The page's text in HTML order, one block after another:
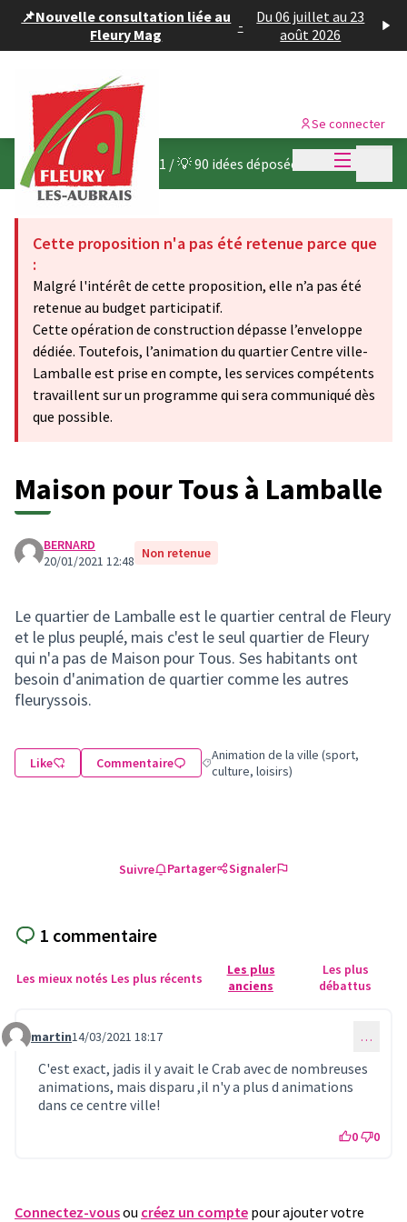
📌Nouvelle consultation liée au
Fleury Mag
-
Du 06 juillet au 23
août 2026
Menu
Se connecter
Budget participatif 2021 /💡 90 idées déposées
Cette proposition n'a pas été retenue parce que
:
Malgré l'intérêt de cette proposition, elle n’a pas été
retenue au budget participatif.
Cette opération de construction dépasse l’enveloppe
dédiée. Toutefois, l’animation du quartier Centre ville-
Lamballe est prise en compte, les services compétents
travaillent sur un programme qui sera communiqué dès
que possible.
Maison pour Tous à Lamballe
BERNARD
20/01/2021 12:48 Non retenue
Le quartier de Lamballe est le quartier central de Fleury
et le plus peuplé, mais c'est le seul quartier de Fleury
qui n'a pas de Maison pour Tous. Ses habitants ont
besoin d'animation de quartier comme les autres
fleuryssois.
Like Commentaire Filtrer les résultats de la catégorie :
Animation de la ville (sport,
culture, loisirs)
Suivre Partager Signaler
1 commentaire
Les mieux notés Les plus récents
Les plus
anciens
Les plus
débattus
Commentaire 346
martin14/03/2021 18:17 …
C'est exact, jadis il y avait le Crab avec de nombreuses
animations, mais disparu ,il n'y a plus d animations
dans ce centre ville!
0 0
Connectez-vousou créez un compte pour ajouter votre
Panneau de gestion des cookies